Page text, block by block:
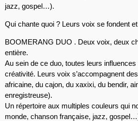
jazz, gospel…).
Qui chante quoi ? Leurs voix se fondent
BOOMERANG DUO . Deux voix, deux
entière.
Au sein de ce duo, toutes leurs
créativité. Leurs voix s’accompagnent
africaine, du cajon, du xaxixi, du bendir,
enregistreuse).
Un répertoire aux multiples couleurs qui
monde, chanson française, jazz,